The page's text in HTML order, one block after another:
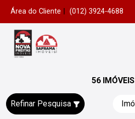
Área do Cliente (012) 3924-4688
56 IMÓVEIS
Refinar Pesquisa